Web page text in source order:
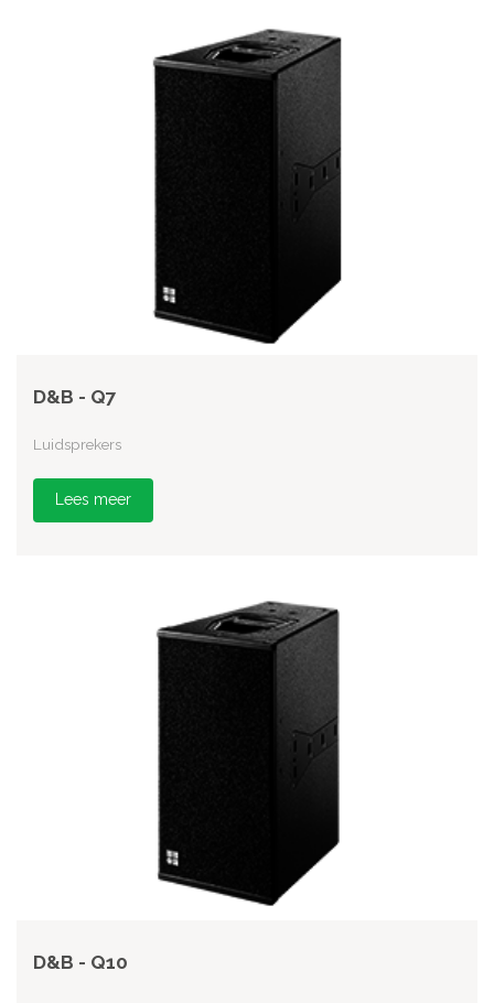
D&B - Q7
Luidsprekers
Lees meer
D&B - Q10